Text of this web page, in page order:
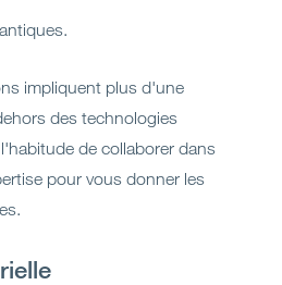
impliquent plus d'une
des technologies
de collaborer dans
pour vous donner les